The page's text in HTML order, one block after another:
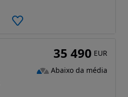
35 490 EUR
Abaixo da média